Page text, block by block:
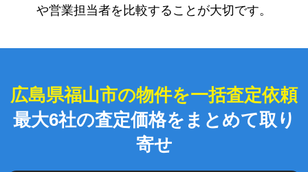
や営業担当者を比較することが大切です。
広島県福山市の物件を一括査定依頼
最大6社の査定価格をまとめて取り
寄せ